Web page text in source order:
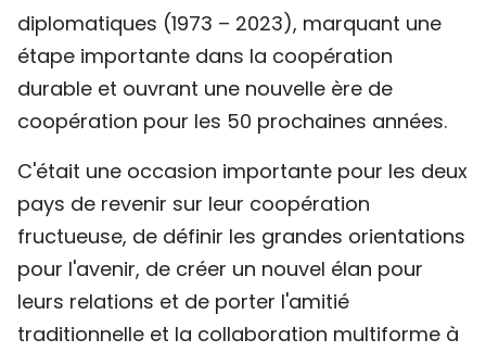
diplomatiques (1973 – 2023), marquant une
étape importante dans la coopération
durable et ouvrant une nouvelle ère de
coopération pour les 50 prochaines années.
C'était une occasion importante pour les deux
pays de revenir sur leur coopération
fructueuse, de définir les grandes orientations
pour l'avenir, de créer un nouvel élan pour
leurs relations et de porter l'amitié
traditionnelle et la collaboration multiforme à